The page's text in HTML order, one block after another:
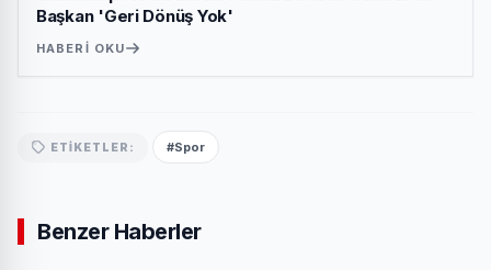
Başkan 'Geri Dönüş Yok'
HABERI OKU
ETIKETLER: #Spor
Benzer Haberler